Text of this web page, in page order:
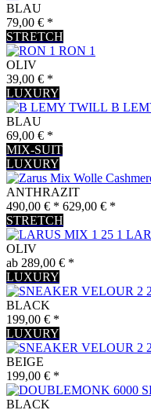
BLAU
79,00 € *
STRETCH
RON 1
OLIV
39,00 € *
LUXURY
B
BLAU
69,00 € *
MIX-SUIT
LUXURY
ANTHRAZIT
490,00 € * 629,00 € *
STRETCH
OLIV
ab 289,00 € *
LUXURY
BLACK
199,00 € *
LUXURY
BEIGE
199,00 € *
BLACK